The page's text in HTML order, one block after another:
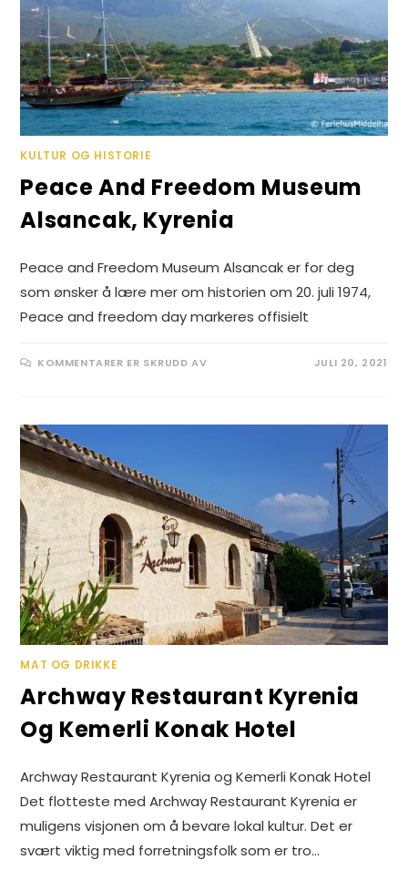
KULTUR OG HISTORIE
Peace And Freedom Museum
Alsancak, Kyrenia
Peace and Freedom Museum Alsancak er for deg
som ønsker å lære mer om historien om 20. juli 1974,
Peace and freedom day markeres offisielt
KOMMENTARER ER SKRUDD AVFOR
ALSANCAK,
JULI 20, 2021
MAT OG DRIKKE
Archway Restaurant Kyrenia
Og Kemerli Konak Hotel
Archway Restaurant Kyrenia og Kemerli Konak Hotel
Det flotteste med Archway Restaurant Kyrenia er
muligens visjonen om å bevare lokal kultur. Det er
svært viktig med forretningsfolk som er tro…